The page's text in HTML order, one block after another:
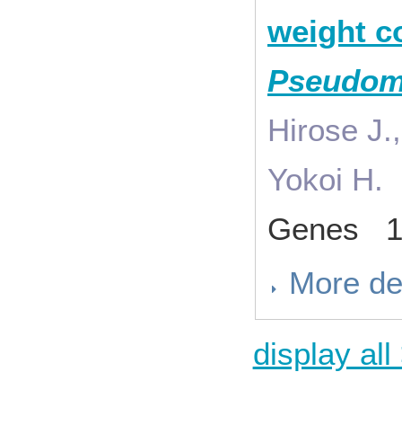
weight
Hirose
Yokoi H.
Genes
More
display all